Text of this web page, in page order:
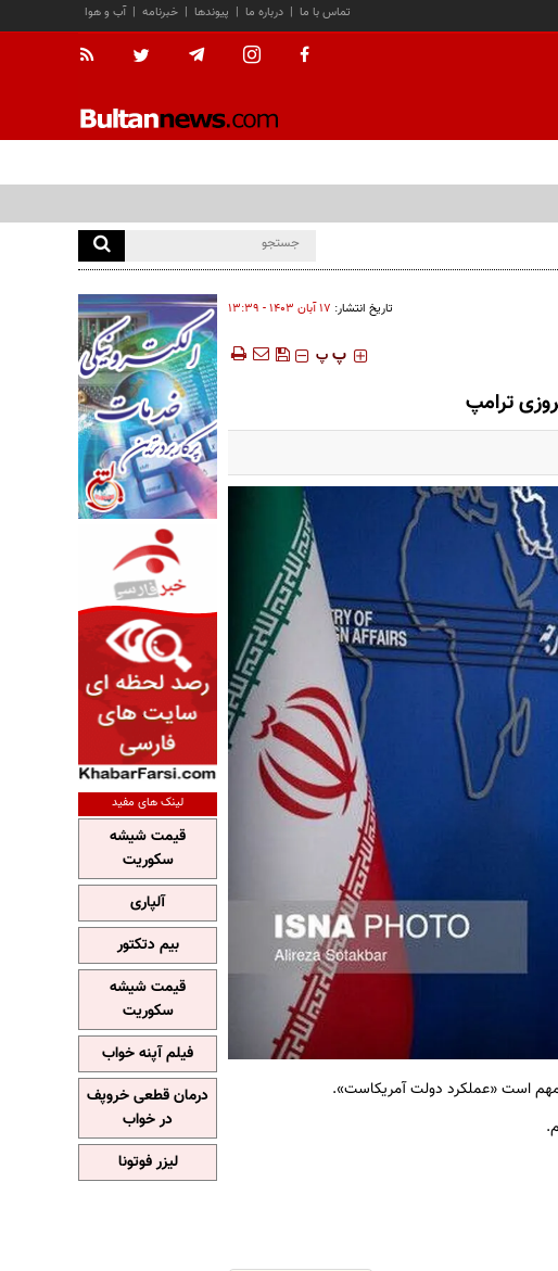
آب و هوا | خبرنامه | پیوندها | درباره ما | تماس با ما
تاریخ انتشار: ۱۷ آبان ۱۴۰۳ - ۱۳:۳۹
‍‍‍ پ پ
ترامپ
مهم است «عملکرد دولت آمریکاست».
لینک های مفید
قیمت شیشه
سکوریت
آلپاری
بیم دتکتور
قیمت شیشه
سکوریت
فیلم آپنه خواب
درمان قطعی خروپف
در خواب
لیزر فوتونا